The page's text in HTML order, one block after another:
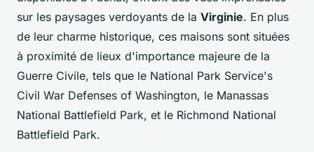
sur les paysages verdoyants de la Virginie. En plus
de leur charme historique, ces maisons sont situées
à proximité de lieux d'importance majeure de la
Guerre Civile, tels que le National Park Service's
Civil War Defenses of Washington, le Manassas
National Battlefield Park, et le Richmond National
Battlefield Park.